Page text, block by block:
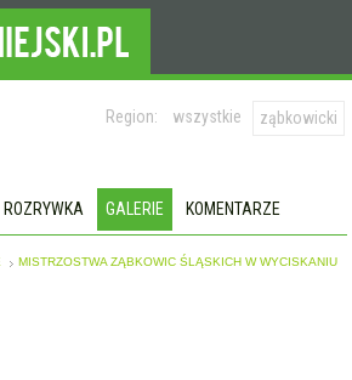
Region: wszystkie ząbkowicki
ROZRYWKA GALERIE KOMENTARZE
MISTRZOSTWA ZĄBKOWIC ŚLĄSKICH W WYCISKANIU